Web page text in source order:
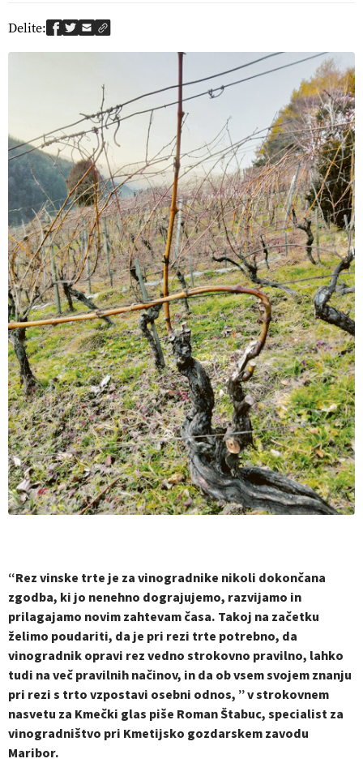
Delite:
“Rez vinske trte je za vinogradnike nikoli dokončana
zgodba, ki jo nenehno dograjujemo, razvijamo in
prilagajamo novim zahtevam časa. Takoj na začetku
želimo poudariti, da je pri rezi trte potrebno, da
vinogradnik opravi rez vedno strokovno pravilno, lahko
tudi na več pravilnih načinov, in da ob vsem svojem znanju
pri rezi s trto vzpostavi osebni odnos, ” v strokovnem
nasvetu za Kmečki glas piše Roman Štabuc, specialist za
vinogradništvo pri Kmetijsko gozdarskem zavodu
Maribor.